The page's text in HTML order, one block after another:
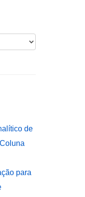
de
para